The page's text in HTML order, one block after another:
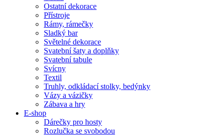
Ostatní dekorace
Přístroje
Rámy, rámečky
Sladký bar
Světelné dekorace
Svatební šaty a doplňky
Svatební tabule
Svícny
Textil
Truhly, odkládací stolky, bedýnky
Vázy a vázičky
Zábava a hry
E-shop
Dárečky pro hosty
Rozlučka se svobodou